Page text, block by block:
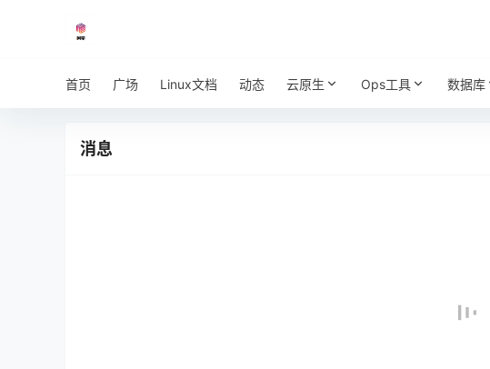
首页 广场 Linux文档 动态 云原生 Ops工具 数据库
消息